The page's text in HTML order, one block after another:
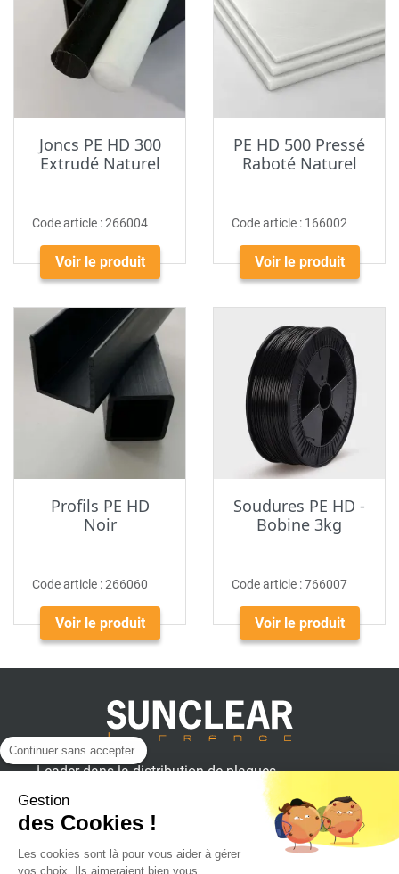
Joncs PE HD 300
Extrudé Naturel
Code article :266004
Voir le produit
PE HD 500 Pressé
Raboté Naturel
Code article : 166002
Voir le produit
Profils PE HD
Noir
Code article :266060
Voir le produit
Soudures PE HD -
Bobine 3kg
Code article :766007
Voir le produit
Leader dans la distribution de plaques
plastiques, aluminium et composites
pour professionnels.
Continuer sans accepter
Gestion
des Cookies !
Les cookies sont là pour vous aider à gérer
vos choix. Ils aimeraient bien vous